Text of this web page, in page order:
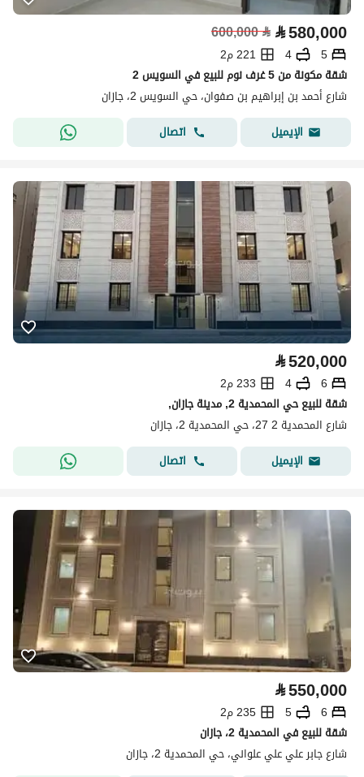
⃁580,000
⃁
600,000
5
4
221 م2
شقة مكونة من 5 غرف نوم للبيع في السويس 2
شارع أحمد بن إبراهيم بن صفوان، حي السويس 2، جازان
الإيميل
اتصال
⃁520,000
6
4
233 م2
شقة للبيع حي المحمدية 2, مدينة جازان,
شارع المحمدية 2 27، حي المحمدية 2، جازان
الإيميل
اتصال
⃁550,000
6
5
235 م2
شقة للبيع في المحمدية 2، جازان
شارع جابر علي علي علواني، حي المحمدية 2، جازان